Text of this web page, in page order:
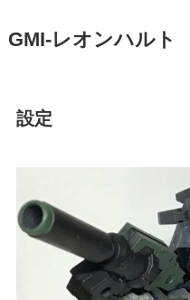
GMI-レオンハルト
設定